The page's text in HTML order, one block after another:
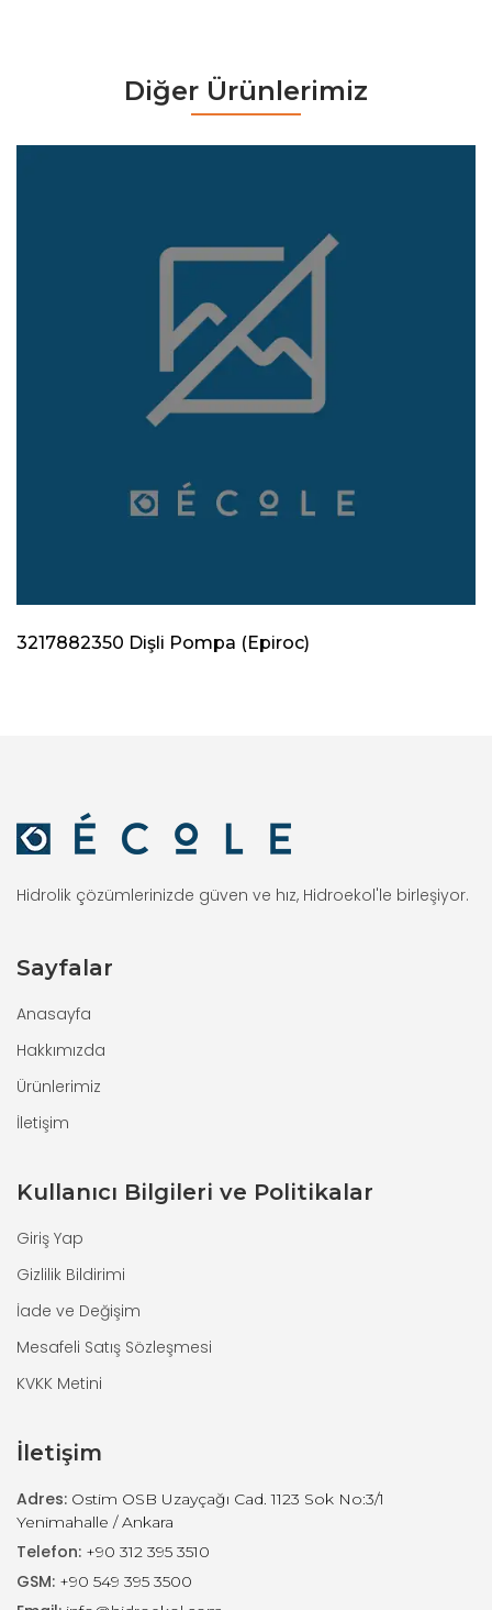
Diğer Ürünlerimiz
3217882350 Dişli Pompa (Epiroc)
Hidrolik çözümlerinizde güven ve hız, Hidroekol'le birleşiyor.
Sayfalar
Anasayfa
Hakkımızda
Ürünlerimiz
İletişim
Kullanıcı Bilgileri ve Politikalar
Giriş Yap
Gizlilik Bildirimi
İade ve Değişim
Mesafeli Satış Sözleşmesi
KVKK Metini
İletişim
Adres: Ostim OSB Uzayçağı Cad. 1123 Sok No:3/1
Yenimahalle / Ankara
Telefon: +90 312 395 3510
GSM: +90 549 395 3500